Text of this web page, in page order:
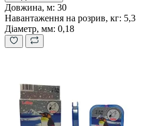
Довжина, м: 30
Навантаження на розрив, кг: 5,3
Діаметр, мм: 0,18